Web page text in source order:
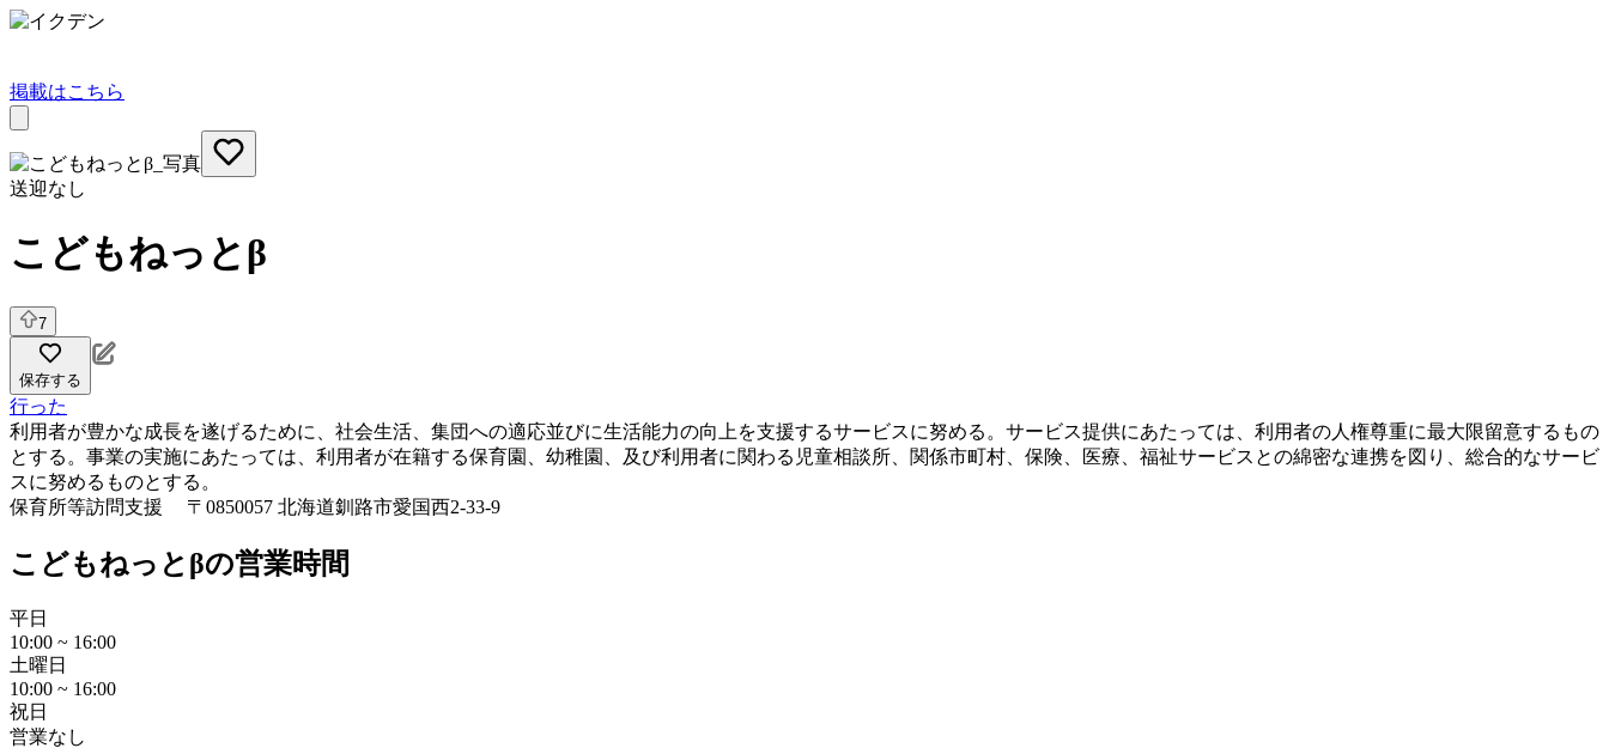
掲載はこちら
送迎なし
こどもねっとβ
7
保存する
行った
利用者が豊かな成長を遂げるために、社会生活、集団への適応並びに生活能力の向上を支援するサービスに努める。サービス提供にあたっては、利用者の人権尊重に最大限留意するもの
とする。事業の実施にあたっては、利用者が在籍する保育園、幼稚園、及び利用者に関わる児童相談所、関係市町村、保険、医療、福祉サービスとの綿密な連携を図り、総合的なサービ
スに努めるものとする。
保育所等訪問支援 〒0850057 北海道釧路市愛国西2-33-9
こどもねっとβの営業時間
平日
10:00 ~ 16:00
土曜日
10:00 ~ 16:00
祝日
営業なし